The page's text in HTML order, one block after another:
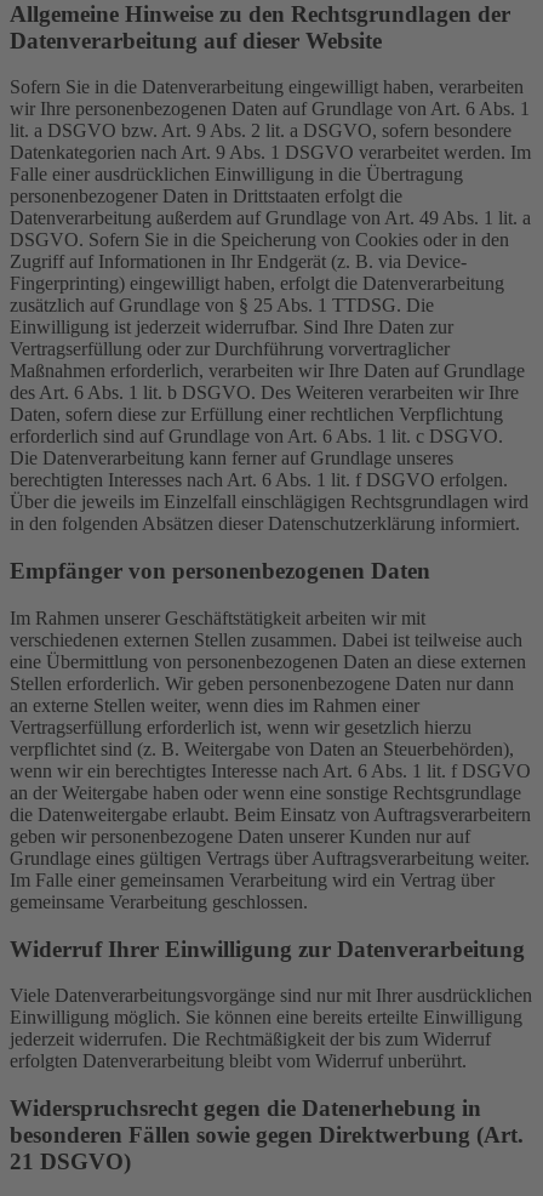
Allgemeine Hinweise zu den Rechtsgrundlagen der
Datenverarbeitung auf dieser Website
Sofern Sie in die Datenverarbeitung eingewilligt haben, verarbeiten
wir Ihre personenbezogenen Daten auf Grundlage von Art. 6 Abs. 1
lit. a DSGVO bzw. Art. 9 Abs. 2 lit. a DSGVO, sofern besondere
Datenkategorien nach Art. 9 Abs. 1 DSGVO verarbeitet werden. Im
Falle einer ausdrücklichen Einwilligung in die Übertragung
personenbezogener Daten in Drittstaaten erfolgt die
Datenverarbeitung außerdem auf Grundlage von Art. 49 Abs. 1 lit. a
DSGVO. Sofern Sie in die Speicherung von Cookies oder in den
Zugriff auf Informationen in Ihr Endgerät (z. B. via Device-
Fingerprinting) eingewilligt haben, erfolgt die Datenverarbeitung
zusätzlich auf Grundlage von § 25 Abs. 1 TTDSG. Die
Einwilligung ist jederzeit widerrufbar. Sind Ihre Daten zur
Vertragserfüllung oder zur Durchführung vorvertraglicher
Maßnahmen erforderlich, verarbeiten wir Ihre Daten auf Grundlage
des Art. 6 Abs. 1 lit. b DSGVO. Des Weiteren verarbeiten wir Ihre
Daten, sofern diese zur Erfüllung einer rechtlichen Verpflichtung
erforderlich sind auf Grundlage von Art. 6 Abs. 1 lit. c DSGVO.
Die Datenverarbeitung kann ferner auf Grundlage unseres
berechtigten Interesses nach Art. 6 Abs. 1 lit. f DSGVO erfolgen.
Über die jeweils im Einzelfall einschlägigen Rechtsgrundlagen wird
in den folgenden Absätzen dieser Datenschutzerklärung informiert.
Empfänger von personenbezogenen Daten
Im Rahmen unserer Geschäftstätigkeit arbeiten wir mit
verschiedenen externen Stellen zusammen. Dabei ist teilweise auch
eine Übermittlung von personenbezogenen Daten an diese externen
Stellen erforderlich. Wir geben personenbezogene Daten nur dann
an externe Stellen weiter, wenn dies im Rahmen einer
Vertragserfüllung erforderlich ist, wenn wir gesetzlich hierzu
verpflichtet sind (z. B. Weitergabe von Daten an Steuerbehörden),
wenn wir ein berechtigtes Interesse nach Art. 6 Abs. 1 lit. f DSGVO
an der Weitergabe haben oder wenn eine sonstige Rechtsgrundlage
die Datenweitergabe erlaubt. Beim Einsatz von Auftragsverarbeitern
geben wir personenbezogene Daten unserer Kunden nur auf
Grundlage eines gültigen Vertrags über Auftragsverarbeitung weiter.
Im Falle einer gemeinsamen Verarbeitung wird ein Vertrag über
gemeinsame Verarbeitung geschlossen.
Widerruf Ihrer Einwilligung zur Datenverarbeitung
Viele Datenverarbeitungsvorgänge sind nur mit Ihrer ausdrücklichen
Einwilligung möglich. Sie können eine bereits erteilte Einwilligung
jederzeit widerrufen. Die Rechtmäßigkeit der bis zum Widerruf
erfolgten Datenverarbeitung bleibt vom Widerruf unberührt.
Widerspruchsrecht gegen die Datenerhebung in
besonderen Fällen sowie gegen Direktwerbung (Art.
21 DSGVO)